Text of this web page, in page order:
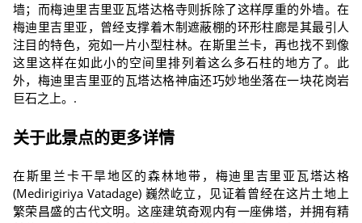
墙；而梅迪里吉里亚瓦塔达格寺则拆除了这样厚重的外墙。在
梅迪里吉里亚，曾经支撑着木制遮蔽棚的环形柱廊是其最引人
注目的特色，宛如一片小型柱林。在斯里兰卡，再也找不到像
这里这样在如此小的空间里排列着这么多石柱的地方了。此
外，梅迪里吉里亚的瓦塔达格神庙还巧妙地坐落在一块花岗岩
巨石之上。.
关于此景点的更多详情
在斯里兰卡干旱地区的森林地带，梅迪里吉里亚瓦塔达格
(Medirigiriya Vatadage) 巍然屹立，见证着曾经在这片土地上
繁荣昌盛的古代文明。这座建筑奇观内有一座佛塔，并拥有精